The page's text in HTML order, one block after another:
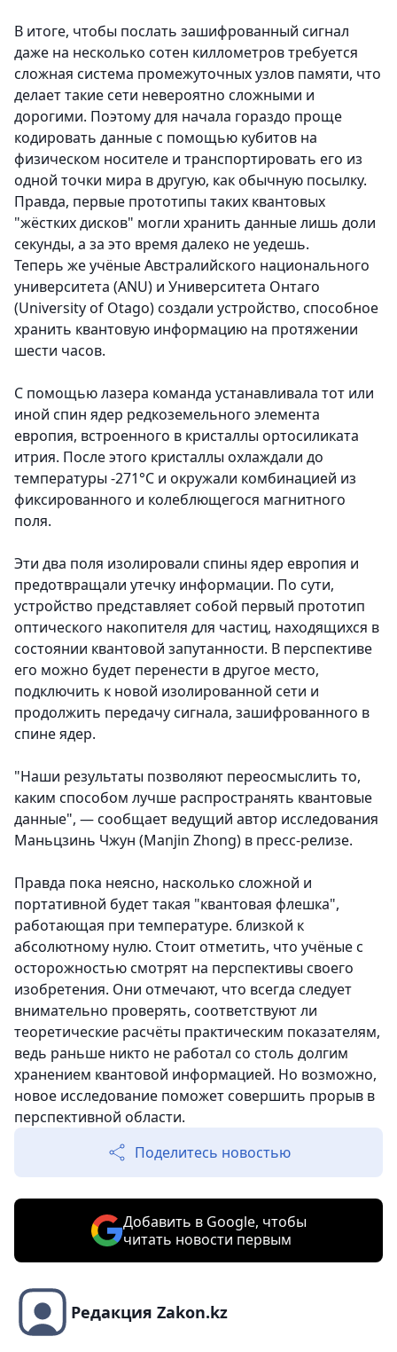
В итоге, чтобы послать зашифрованный сигнал
даже на несколько сотен киллометров требуется
сложная система промежуточных узлов памяти, что
делает такие сети невероятно сложными и
дорогими. Поэтому для начала гораздо проще
кодировать данные с помощью кубитов на
физическом носителе и транспортировать его из
одной точки мира в другую, как обычную посылку.
Правда, первые прототипы таких квантовых
"жёстких дисков" могли хранить данные лишь доли
секунды, а за это время далеко не уедешь.
Теперь же учёные Австралийского национального
университета (ANU) и Университета Онтаго
(University of Otago) создали устройство, способное
хранить квантовую информацию на протяжении
шести часов.
С помощью лазера команда устанавливала тот или
иной спин ядер редкоземельного элемента
европия, встроенного в кристаллы ортосиликата
итрия. После этого кристаллы охлаждали до
температуры -271°C и окружали комбинацией из
фиксированного и колеблющегося магнитного
поля.
Эти два поля изолировали спины ядер европия и
предотвращали утечку информации. По сути,
устройство представляет собой первый прототип
оптического накопителя для частиц, находящихся в
состоянии квантовой запутанности. В перспективе
его можно будет перенести в другое место,
подключить к новой изолированной сети и
продолжить передачу сигнала, зашифрованного в
спине ядер.
"Наши результаты позволяют переосмыслить то,
каким способом лучше распространять квантовые
данные", — сообщает ведущий автор исследования
Маньцзинь Чжун (Manjin Zhong) в пресс-релизе.
Правда пока неясно, насколько сложной и
портативной будет такая "квантовая флешка",
работающая при температуре. близкой к
абсолютному нулю. Стоит отметить, что учёные с
осторожностью смотрят на перспективы своего
изобретения. Они отмечают, что всегда следует
внимательно проверять, соответствуют ли
теоретические расчёты практическим показателям,
ведь раньше никто не работал со столь долгим
хранением квантовой информацией. Но возможно,
новое исследование поможет совершить прорыв в
перспективной области.
Поделитесь новостью
Добавить в Google, чтобы
читать новости первым
Редакция Zakon.kz